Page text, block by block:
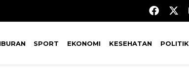
SPORT EKONOMI KESEHATAN POLITIK